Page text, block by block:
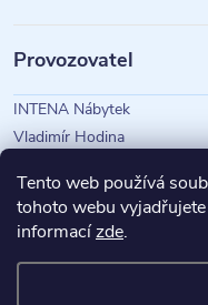
Tento web používá
tohoto webu
informacízde.
Provozovatel
INTENA Nábytek
Vladimír Hodina